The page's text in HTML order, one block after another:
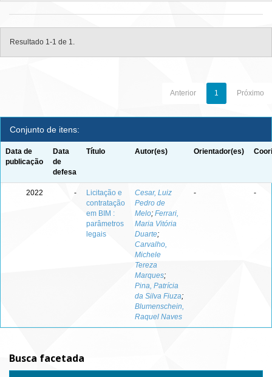
Resultado 1-1 de 1.
Anterior 1 Próximo
Conjunto de itens:
Data de
publicação
Data
de
defesa
Título Autor(es) Orientador(es)
2022 -
Licitação e
contratação
em BIM :
parâmetros
legais
Cesar, Luiz
Pedro de
Melo; Ferrari,
Maria Vitória
Duarte;
Carvalho,
Michele
Tereza
Marques;
Pina, Patrícia
da Silva Fiuza;
Blumenschein,
Raquel Naves
- -
Busca facetada